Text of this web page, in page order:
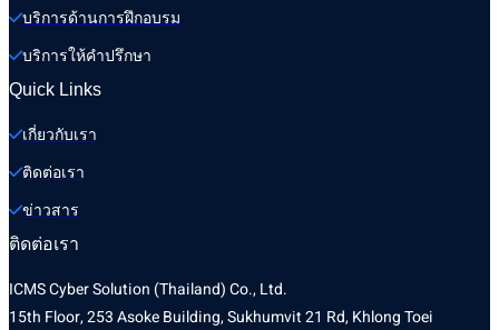
บริการด้านการฝึกอบรม
บริการให้คำปรึกษา
Quick Links
เกี่ยวกับเรา
ติดต่อเรา
ข่าวสาร
ติดต่อเรา
ICMS Cyber Solution (Thailand) Co., Ltd.
15th Floor, 253 Asoke Building, Sukhumvit 21 Rd, Khlong Toei